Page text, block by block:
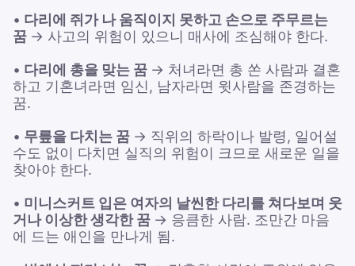
• 다리에 쥐가 나 움직이지 못하고 손으로 주무르는
꿈 → 사고의 위험이 있으니 매사에 조심해야 한다.
• 다리에 총을 맞는 꿈 → 처녀라면 총 쏜 사람과 결혼
하고 기혼녀라면 임신, 남자라면 윗사람을 존경하는
꿈.
• 무릎을 다치는 꿈 → 직위의 하락이나 발령, 일어설
수도 없이 다치면 실직의 위험이 크므로 새로운 일을
찾아야 한다.
• 미니스커트 입은 여자의 날씬한 다리를 쳐다보며 웃
거나 이상한 생각한 꿈 → 응큼한 사람. 조만간 마음
에 드는 애인을 만나게 됨.